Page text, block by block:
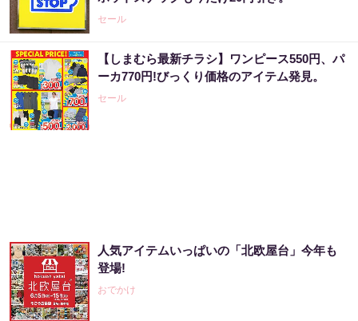
PR（合同会社デジタルファーム ）
宝くじ当たる人は“たまたま”じゃない?!
PR（合同会社デジタルファーム ）
「宝くじ、運じゃなかった」当たる人は“同じ
こと”してる
PR（合同会社デジタルファーム ）
セール
【しまむら最新チラシ】ワンピース550円、パ
ーカ770円!びっくり価格のアイテム発見。
セール
人気アイテムいっぱいの「北欧屋台」今年も
登場!
おでかけ